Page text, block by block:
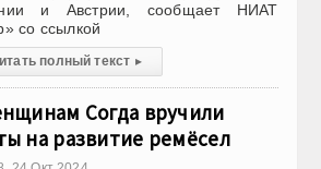
и Австрии, сообщает НИАТ
со ссылкой
полный текст ▸
Согда вручили
на развитие ремёсел